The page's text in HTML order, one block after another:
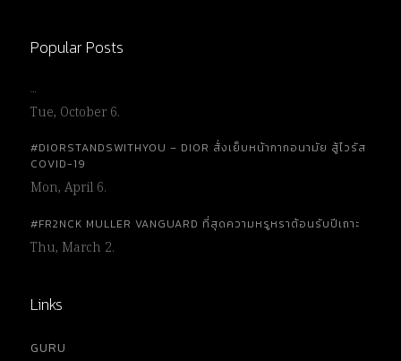
Popular Posts
…
Tue, October 6.
#DIORSTANDSWITHYOU – DIOR สั่งเย็บหน้ากากอนามัย สู้ไวรัส
COVID-19
Mon, April 6.
#FR2NCK MULLER VANGUARD ที่สุดความหรูหราต้อนรับปีเถาะ
Thu, March 2.
Links
GURU